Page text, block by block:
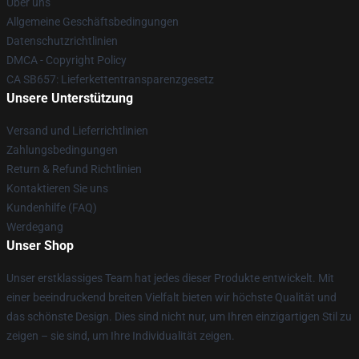
Allgemeine Geschäftsbedingungen
Datenschutzrichtlinien
DMCA - Copyright Policy
CA SB657: Lieferkettentransparenzgesetz
Unsere Unterstützung
Versand und Lieferrichtlinien
Zahlungsbedingungen
Return & Refund Richtlinien
Kontaktieren Sie uns
Kundenhilfe (FAQ)
Werdegang
Unser Shop
Unser erstklassiges Team hat jedes dieser Produkte entwickelt. Mit
einer beeindruckend breiten Vielfalt bieten wir höchste Qualität und
das schönste Design. Dies sind nicht nur, um Ihren einzigartigen Stil zu
zeigen – sie sind, um Ihre Individualität zeigen.